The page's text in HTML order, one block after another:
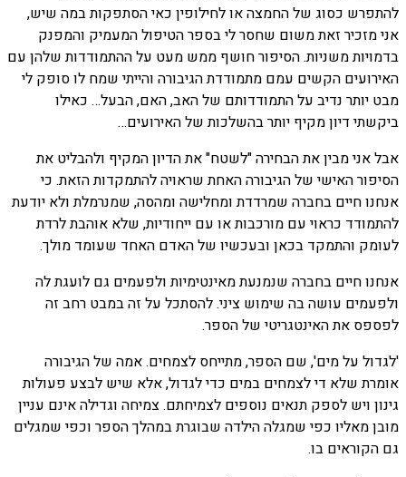
להתפרש כסוג של החמצה או לחילופין כאי הסתפקות במה שיש,
אני מזכיר זאת משום שחסר לי בספר הטיפול המעמיק והמפנק
בדמויות משניות. הסיפור חושף ממש מעט על ההתמודדות שלהן עם
האירועים הקשים עמם מתמודדת הגיבורה והייתי שמח לו סופק לי
מבט יותר נדיב על התמודדותם של האב, האם, הבעל… כאילו
ביקשתי דיון מקיף יותר בהשלכות של האירועים…
אבל אני מבין את הבחירה "לשטח" את הדיון המקיף ולהבליט את
הסיפור האישי של הגיבורה האחת שראויה להתמקדות הזאת. כי
אנחנו חיים בחברה שמרדדת ומחלישה ומהסה, שמנרמלת ולא יודעת
להתמודד כראוי עם מורכבות או עם ייחודיות, שלא אוהבת לרדת
לעומק והתמקד בכאן ובעכשיו של האדם האחד שעומד מולך.
אנחנו חיים בחברה שנמנעת מאינטימיות ולפעמים גם לועגת לה
ולפעמים עושה בה שימוש ציני. להסתכל על זה במבט רחב זה
לפספס את האינטגריטי של הספר.
'לגדול על מים', שם הספר, מתייחס לצמחים. אמה של הגיבורה
אומרת שלא די לצמחים במים כדי לגדול, אלא שיש לבצע פעולות
גינון ויש לספק תנאים נוספים לצמיחתם. צמיחה וגדילה אינם עניין
מובן מאליו כפי שמגלה הילדה שבוגרת במהלך הספר וכפי שמגלים
גם הקוראים בו.